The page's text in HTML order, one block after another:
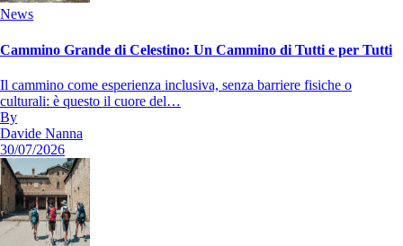
News
Cammino Grande di Celestino: Un Cammino di Tutti e per Tutti
Il cammino come esperienza inclusiva, senza barriere fisiche o
culturali: è questo il cuore del…
By
Davide Nanna
30/07/2026